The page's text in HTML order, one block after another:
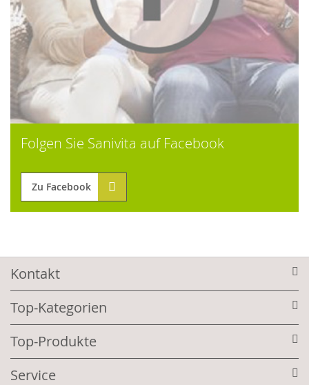
Folgen Sie Sanivita auf Facebook
Zu Facebook
Kontakt
Top-Kategorien
Top-Produkte
Service